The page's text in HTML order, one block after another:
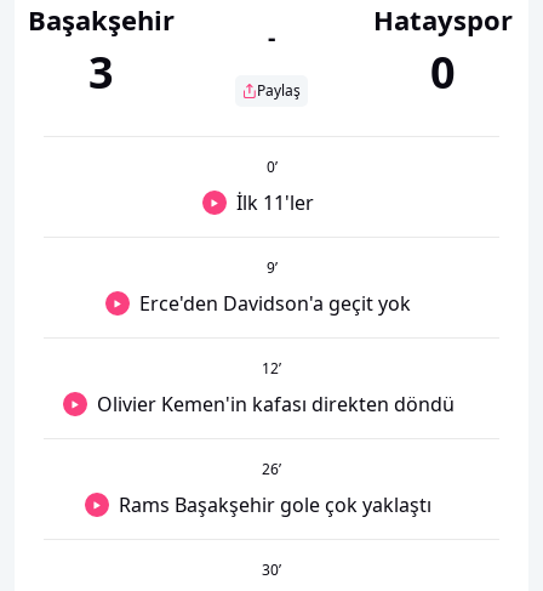
Başakşehir
3
-
Paylaş
Hatayspor
0
0’
İlk 11'ler
9’
Erce'den Davidson'a geçit yok
12’
Olivier Kemen'in kafası direkten döndü
26’
Rams Başakşehir gole çok yaklaştı
30’